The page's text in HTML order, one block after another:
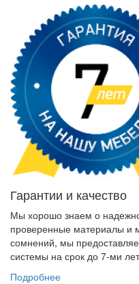
Гарантии и качество
Мы хорошо знаем о
проверенные материалы и
сомнений, мы
системы на срок до 7-ми
Подробнее